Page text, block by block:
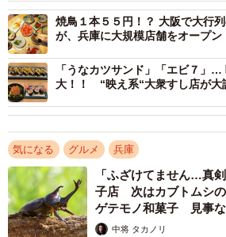
着型を目指しており、長く愛される
と。これまでは『映え』という面で
ていただいていましたが、今後はお子
たお客さんなど、幅広い世代にも楽し
店作りをしていきたい」と意気込んだ
加藤さんが話すように、店内はほかの
としたテーブル席が設けられ、看板商
き」（８８０円）や丼仕立ての「エ
円）、いくらの装飾が魅力的な「寿司
１８円）など、「さしす」のお馴染み
焼鳥１本５５円！？ 大阪で大行
が、兵庫に大規模店舗をオープン
「うなカツサンド」「エビ７」
大！！ “映え系“大衆すし店が大
気になる グルメ 兵庫
「ふざけてません…真
子店 次はカブトムシ
ゲテモノ和菓子 見事
らいリアル」
中将 タカノリ